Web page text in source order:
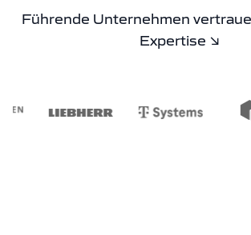
Führende Unternehmen
Expertise ↘